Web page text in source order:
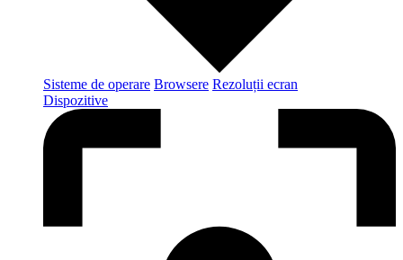
Sisteme de operare Browsere Rezoluții ecran
Dispozitive